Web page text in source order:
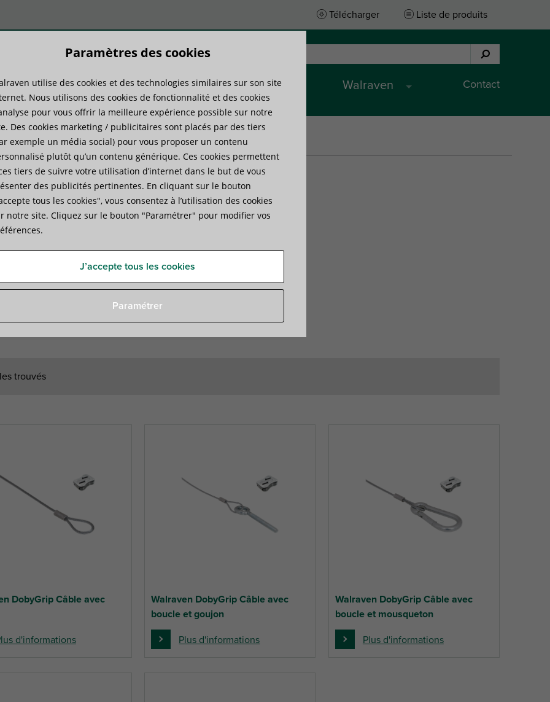
Télécharger Liste de produits
Savoir-faire Services Walraven Contact
métalliques
trouvés
DobyGrip Câble avec
d'informations
Walraven DobyGrip Câble avec
boucle et goujon
Plus d'informations
Walraven DobyGrip Câble avec
boucle et mousqueton
Plus d'informations
Paramètres des cookies
utilise des cookies et des technologies similaires sur son site
Nous utilisons des cookies de fonctionnalité et des cookies
pour vous offrir la meilleure expérience possible sur notre
Des cookies marketing / publicitaires sont placés par des tiers
exemple un média social) pour vous proposer un contenu
plutôt qu’un contenu générique. Ces cookies permettent
tiers de suivre votre utilisation d’internet dans le but de vous
des publicités pertinentes. En cliquant sur le bouton
tous les cookies", vous consentez à l’utilisation des cookies
notre site. Cliquez sur le bouton "Paramétrer" pour modifier vos
J’accepte tous les cookies
Paramétrer